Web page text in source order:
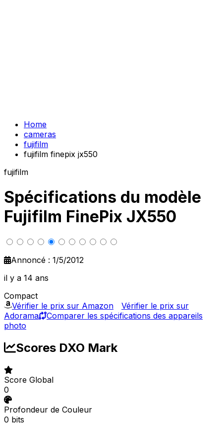
Home
cameras
fujifilm
fujifilm finepix jx550
fujifilm
Spécifications du modèle
Fujifilm FinePix JX550
Annoncé : 1/5/2012
il y a 14 ans
Compact
Vérifier le prix sur Amazon
Vérifier le prix sur
Adorama
Comparer les spécifications des appareils
photo
Scores DXO Mark
Score Global
0
Profondeur de Couleur
0 bits